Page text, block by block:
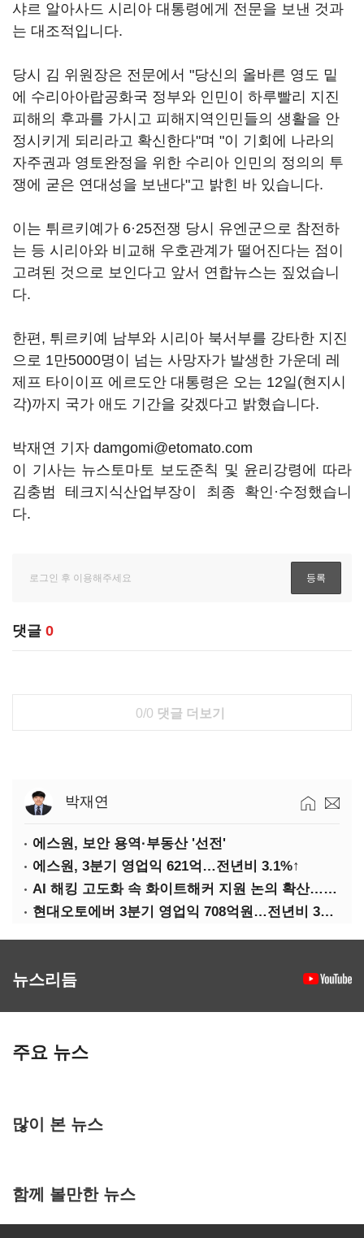
샤르 알아사드 시리아 대통령에게 전문을 보낸 것과
는 대조적입니다.
당시 김 위원장은 전문에서 "당신의 올바른 영도 밑
에 수리아아랍공화국 정부와 인민이 하루빨리 지진
피해의 후과를 가시고 피해지역인민들의 생활을 안
정시키게 되리라고 확신한다"며 "이 기회에 나라의
자주권과 영토완정을 위한 수리아 인민의 정의의 투
쟁에 굳은 연대성을 보낸다"고 밝힌 바 있습니다.
이는 튀르키예가 6·25전쟁 당시 유엔군으로 참전하
는 등 시리아와 비교해 우호관계가 떨어진다는 점이
고려된 것으로 보인다고 앞서 연합뉴스는 짚었습니
다.
한편, 튀르키예 남부와 시리아 북서부를 강타한 지진
으로 1만5000명이 넘는 사망자가 발생한 가운데 레
제프 타이이프 에르도안 대통령은 오는 12일(현지시
각)까지 국가 애도 기간을 갖겠다고 밝혔습니다.
박재연 기자 damgomi@etomato.com
이 기사는 뉴스토마토 보도준칙 및 윤리강령에 따라
김충범 테크지식산업부장이 최종 확인·수정했습니
다.
댓글 0
0/0 댓글 더보기
박재연
에스원, 보안 용역·부동산 '선전'
에스원, 3분기 영업익 621억…전년비 3.1%↑
AI 해킹 고도화 속 화이트해커 지원 논의 확산…'버그바운티' 재조명
현대오토에버 3분기 영업익 708억원…전년비 34.8%↑
뉴스리듬
주요 뉴스
많이 본 뉴스
함께 볼만한 뉴스